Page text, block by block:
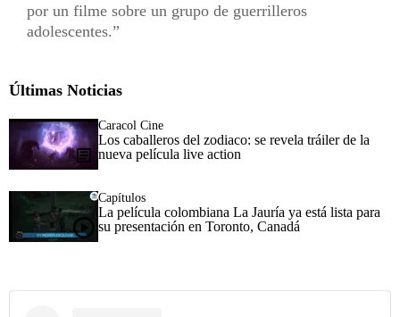
por un filme sobre un grupo de guerrilleros
adolescentes.
Últimas Noticias
Caracol Cine
Los caballeros del zodiaco: se revela tráiler de la
nueva película live action
Capítulos
La película colombiana La Jauría ya está lista para
su presentación en Toronto, Canadá